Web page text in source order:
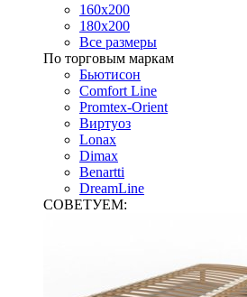
160х200
180х200
Все размеры
По торговым маркам
Бьютисон
Comfort Line
Promtex-Orient
Виртуоз
Lonax
Dimax
Benartti
DreamLine
СОВЕТУЕМ: